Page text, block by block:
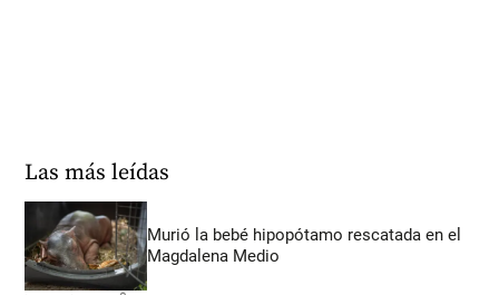
Las más leídas
Murió la bebé hipopótamo rescatada en el
Magdalena Medio